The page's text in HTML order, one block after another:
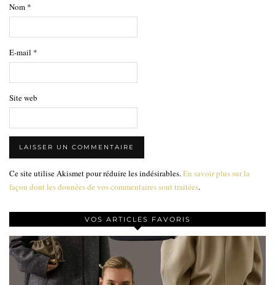
Nom *
E-mail *
Site web
Ce site utilise Akismet pour réduire les indésirables. En savoir plus sur la
façon dont les données de vos commentaires sont traitées.
VOS ARTICLES FAVORIS